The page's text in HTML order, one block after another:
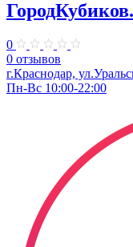
0
0 отзывов
г.Краснодар,
Пн-Вс 10:00-22:00